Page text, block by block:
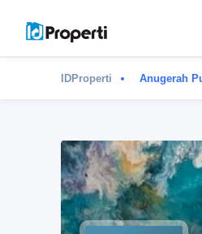
IDProperti Anugerah